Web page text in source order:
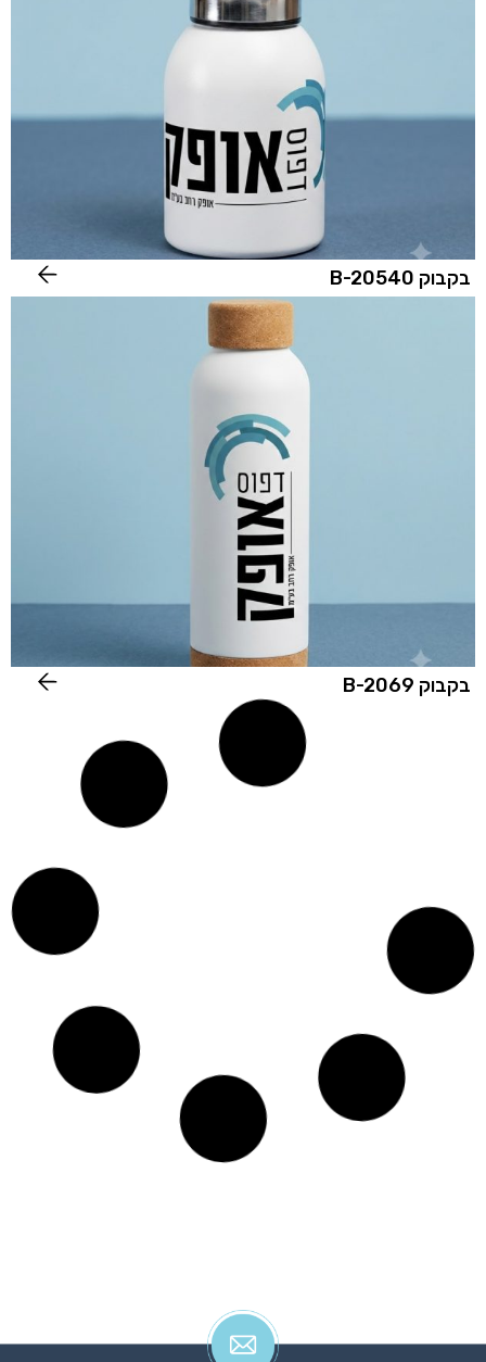
בקבוק B-20540
בקבוק B-2069
ברושורים ופליירים